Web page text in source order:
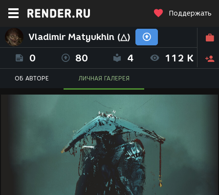
Поддержать
Vladimir Matyukhin (△)
0 80 4 112 K
ОБ АВТОРЕ ЛИЧНАЯ ГАЛЕРЕЯ